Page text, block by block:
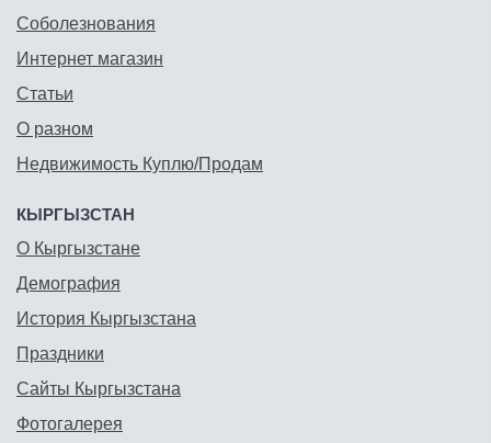
Соболезнования
Интернет магазин
Статьи
О разном
Недвижимость Куплю/Продам
КЫРГЫЗСТАН
О Кыргызстане
Демография
История Кыргызстана
Праздники
Сайты Кыргызстана
Фотогалерея